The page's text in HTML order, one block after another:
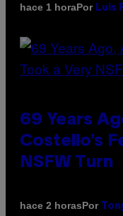
hace 1 horaPor Luis
69 Years
Costello’s
NSFW Turn
hace 2 horasPor